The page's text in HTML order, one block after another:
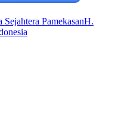
PamekasanH.